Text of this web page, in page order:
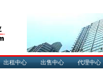
出租中心 出售中心 代理中心